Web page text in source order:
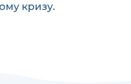
кризу.